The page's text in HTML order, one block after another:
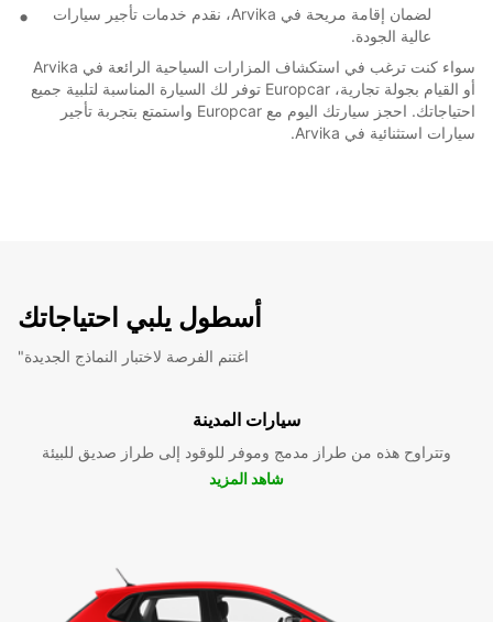
لضمان إقامة مريحة في Arvika، نقدم خدمات تأجير سيارات
عالية الجودة.
سواء كنت ترغب في استكشاف المزارات السياحية الرائعة في Arvika
أو القيام بجولة تجارية، Europcar توفر لك السيارة المناسبة لتلبية جميع
احتياجاتك. احجز سيارتك اليوم مع Europcar واستمتع بتجربة تأجير
سيارات استثنائية في Arvika.
أسطول يلبي احتياجاتك
"اغتنم الفرصة لاختبار النماذج الجديدة
سيارات المدينة
وتتراوح هذه من طراز مدمج وموفر للوقود إلى طراز صديق للبيئة
شاهد المزيد